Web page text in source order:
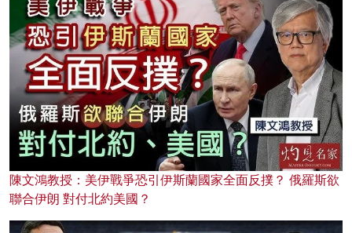
陳文鴻教授：美伊戰爭恐引伊斯蘭國家全面反撲？ 俄羅斯欲
聯合伊朗 對付北約美國？